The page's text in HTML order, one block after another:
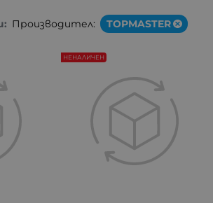
Производител: TOPMASTER
НЕНАЛИЧЕН